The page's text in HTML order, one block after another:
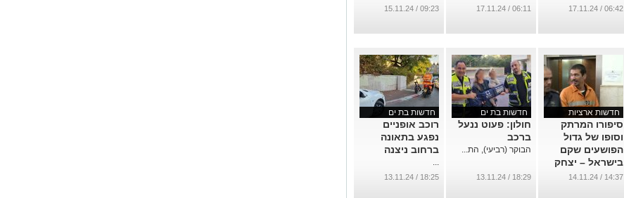
ש"ח
06:42 / 17.11.24
...
06:11 / 17.11.24
גולדקנופ בשם
...
09:23 / 15.11.24
חדשות ארציות
סיפורו המרתק
וסופו של גדול
הפושעים שקם
בישראל – יצחק
אברג'ל
14:37 / 14.11.24
חדשות בת ים
חולון: פעוט ננעל
ברכב
הבוקר (רביעי), הת...
18:29 / 13.11.24
חדשות בת ים
רוכב אופניים
נפגע בתאונה
ברחוב ניצנה
...
18:25 / 13.11.24